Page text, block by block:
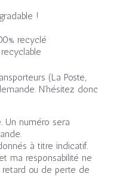
!
recyclé
(La Poste,
N’hésitez donc
Un numéro sera
à titre indicatif.
ma responsabilité ne
ou de perte de